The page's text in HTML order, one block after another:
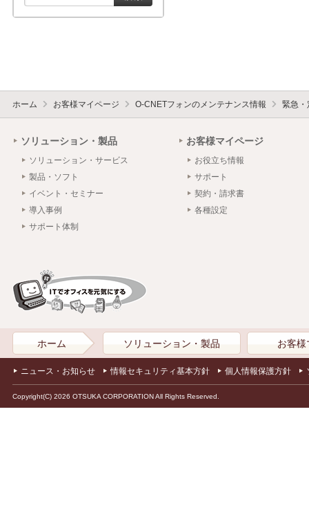
ホーム お客様マイページ O-CNETフォンのメンテナンス情報 緊急・
ソリューション・製品
ソリューション・サービス
製品・ソフト
イベント・セミナー
導入事例
サポート体制
お客様マイページ
お役立ち情報
サポート
契約・請求書
各種設定
ホーム ソリューション・製品 お客様
ニュース・お知らせ 情報セキュリティ基本方針 個人情報保護方針
Copyright(C) 2026 OTSUKA CORPORATION All Rights Reserved.